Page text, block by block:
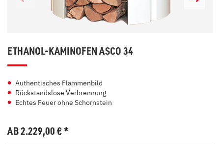
ETHANOL-KAMINOFEN ASCO 34
Authentisches Flammenbild
Rückstandslose Verbrennung
Echtes Feuer ohne Schornstein
AB 2.229,00€*